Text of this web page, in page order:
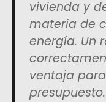
vivienda y
materia de
energía. Un
ventaja
presupuesto.